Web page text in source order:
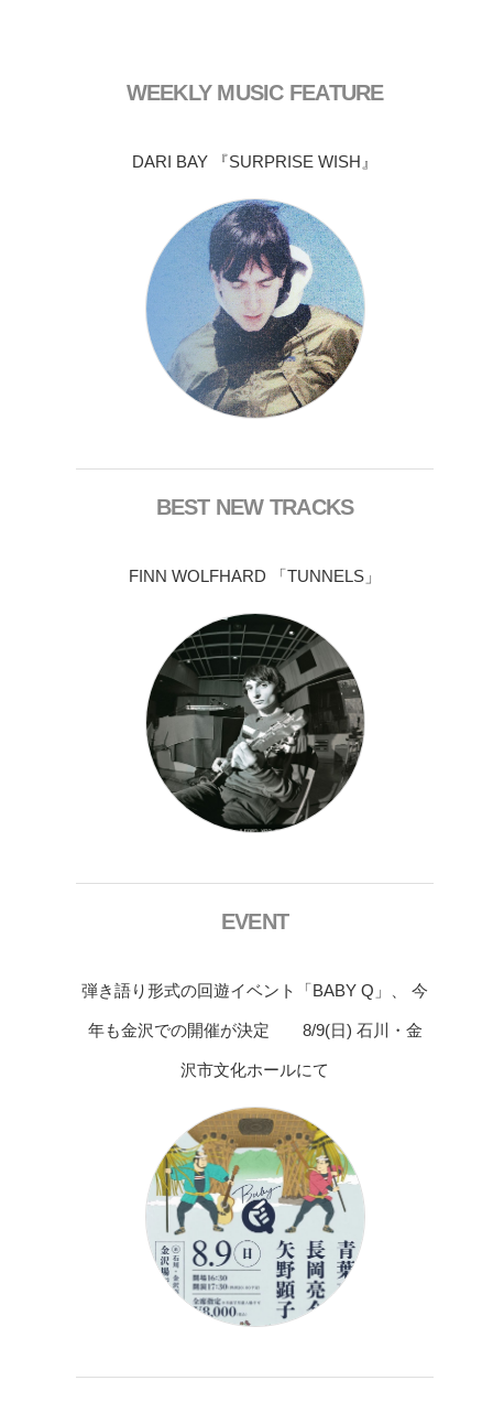
WEEKLY MUSIC FEATURE
DARI BAY 『SURPRISE WISH』
BEST NEW TRACKS
FINN WOLFHARD 「TUNNELS」
EVENT
弾き語り形式の回遊イベント「BABY Q」、 今
年も金沢での開催が決定 8/9(日) 石川・金
沢市文化ホールにて